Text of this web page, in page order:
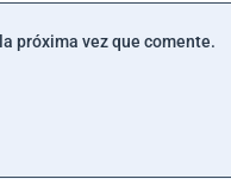
próxima vez que comente.